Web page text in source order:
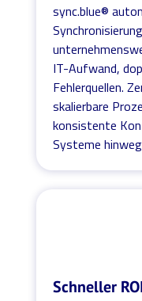
sync.blue®
IT-Aufwand,
Fehlerquellen.
skalierbare
konsistente
Systeme
Schneller